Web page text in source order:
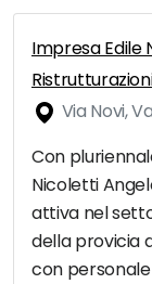
Impresa Edile
Via Novi,
Con
Nicoletti
attiva nel
della provicia
con